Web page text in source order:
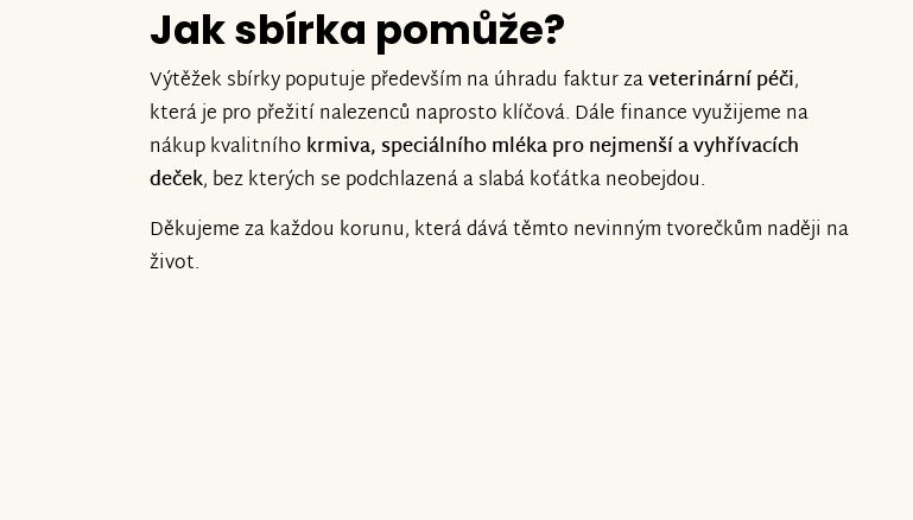
Jak sbírka pomůže?
Výtěžek sbírky poputuje především na úhradu faktur zaveterinární péči,
která je pro přežití nalezenců naprosto klíčová. Dále finance využijeme na
nákup kvalitního krmiva, speciálního mléka pro nejmenší a vyhřívacích
deček, bez kterých se podchlazená a slabá koťátka neobejdou.
Děkujeme za každou korunu, která dává těmto nevinným tvorečkům naději na
život.